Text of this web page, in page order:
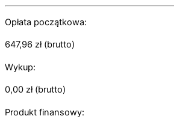
Opłata początkowa:
647,96 zł(brutto)
Wykup:
0,00 zł(brutto)
Produkt finansowy: